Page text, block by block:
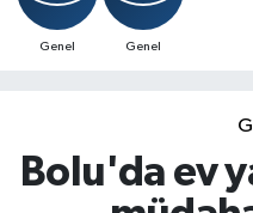
Genel Genel
Bolu'da ev